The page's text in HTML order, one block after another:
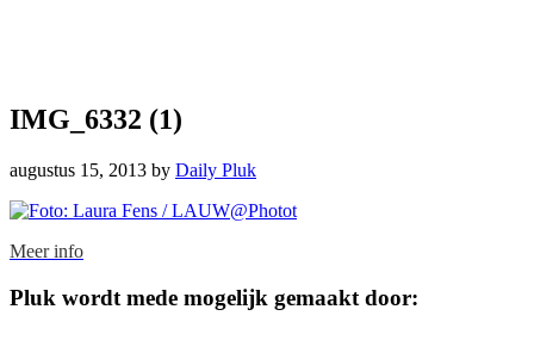
IMG_6332 (1)
augustus 15, 2013 by Daily Pluk
Footer
Meer info
Pluk wordt mede mogelijk gemaakt door: